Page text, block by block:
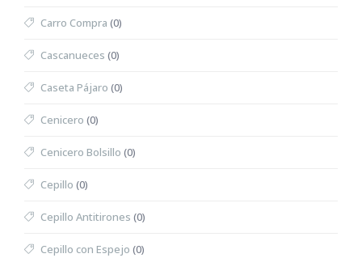
Carro Compra (0)
Cascanueces (0)
Caseta Pájaro (0)
Cenicero (0)
Cenicero Bolsillo (0)
Cepillo (0)
Cepillo Antitirones (0)
Cepillo con Espejo (0)